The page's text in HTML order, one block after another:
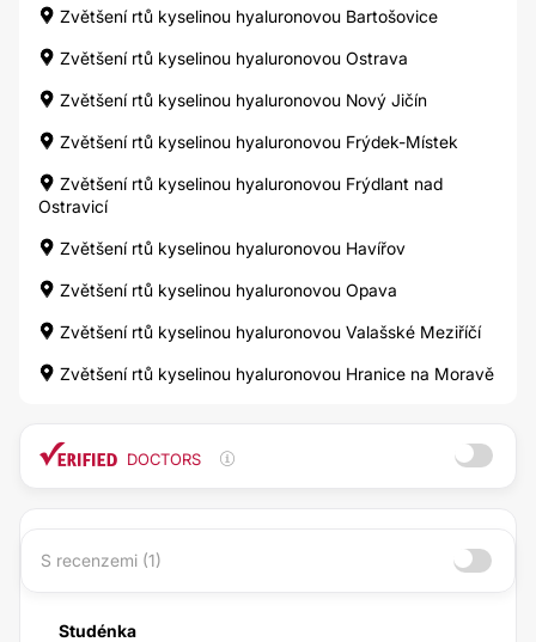
Zvětšení rtů kyselinou hyaluronovou Bartošovice
Zvětšení rtů kyselinou hyaluronovou Ostrava
Zvětšení rtů kyselinou hyaluronovou Nový Jičín
Zvětšení rtů kyselinou hyaluronovou Frýdek-Místek
Zvětšení rtů kyselinou hyaluronovou Frýdlant nad
Ostravicí
Zvětšení rtů kyselinou hyaluronovou Havířov
Zvětšení rtů kyselinou hyaluronovou Opava
Zvětšení rtů kyselinou hyaluronovou Valašské Meziříčí
Zvětšení rtů kyselinou hyaluronovou Hranice na Moravě
DOCTORS
S recenzemi (1)
Studénka